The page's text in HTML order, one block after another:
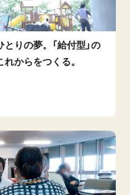
りの夢。「給付型」の
からをつくる。